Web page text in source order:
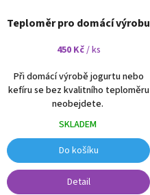
Teploměr pro domácí výrobu
450 Kč/ ks
Při domácí výrobě jogurtu nebo
kefíru se bez kvalitního teploměru
neobejdete.
SKLADEM
Do košíku
Detail